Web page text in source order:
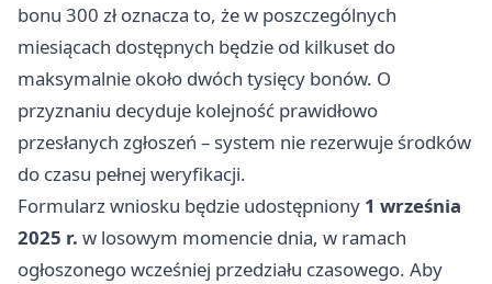
bonu 300 zł oznacza to, że w poszczególnych
miesiącach dostępnych będzie od kilkuset do
maksymalnie około dwóch tysięcy bonów. O
przyznaniu decyduje kolejność prawidłowo
przesłanych zgłoszeń – system nie rezerwuje środków
do czasu pełnej weryfikacji.
Formularz wniosku będzie udostępniony 1 września
2025 r. w losowym momencie dnia, w ramach
ogłoszonego wcześniej przedziału czasowego. Aby